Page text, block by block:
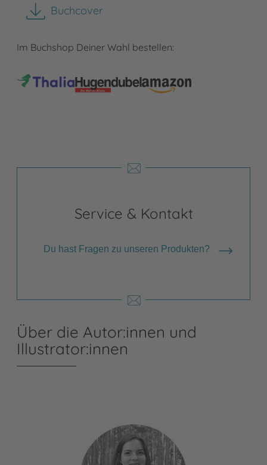
Buchcover
herunterladen
Im Buchshop Deiner Wahl bestellen:
Service & Kontakt
Du hast Fragen zu unseren Produkten?
Über die Autor:innen und
Illustrator:innen